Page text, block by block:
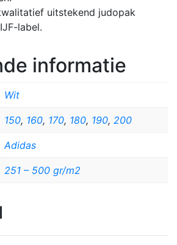
uitstekend judopak
label.
informatie
Wit
150, 160, 170, 180, 190, 200
Adidas
251 – 500 gr/m2